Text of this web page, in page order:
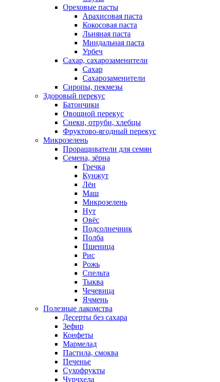
Ореховые пасты
Арахисовая паста
Кокосовая паста
Льняная паста
Миндальная паста
Урбеч
Сахар, сахарозаменители
Сахар
Сахарозаменители
Сиропы, пекмезы
Здоровый перекус
Батончики
Овощной перекус
Снеки, отруби, хлебцы
Фруктово-ягодный перекус
Микрозелень
Проращиватели для семян
Семена, зёрна
Гречка
Кунжут
Лён
Маш
Микрозелень
Нут
Овёс
Подсолнечник
Полба
Пшеница
Рис
Рожь
Спельта
Тыква
Чечевица
Ячмень
Полезные лакомства
Десерты без сахара
Зефир
Конфеты
Мармелад
Пастила, смоква
Печенье
Сухофрукты
Чурчхела